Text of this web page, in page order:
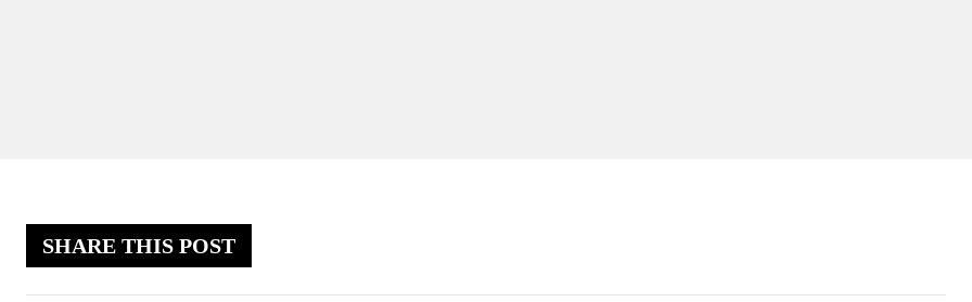
SHARE THIS POST